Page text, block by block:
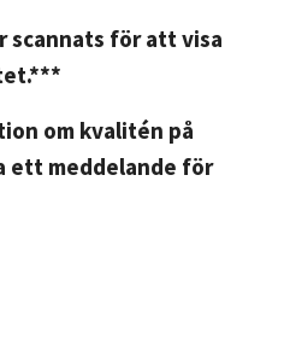
scannats för att visa
om kvalitén på
ett meddelande för